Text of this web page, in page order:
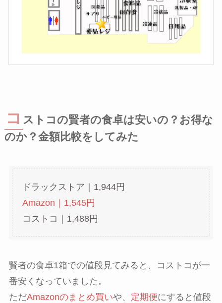
コ ストコの賢者の食卓は安いの？お得な
のか？金額比較をしてみた
ドラックストア｜1,944円
Amazon｜1,545円
コストコ｜1,488円
賢者の食卓1箱での値段見てみると、コストコが一
番安くなっていました。
ただAmazonのまとめ買いや、 定期便にすると値段